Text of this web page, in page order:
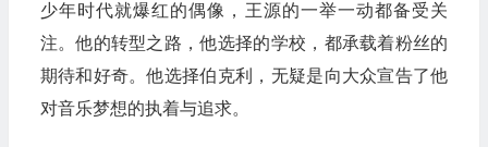
少年时代就爆红的偶像，王源的一举一动都备受关
注。他的转型之路，他选择的学校，都承载着粉丝的
期待和好奇。他选择伯克利，无疑是向大众宣告了他
对音乐梦想的执着与追求。